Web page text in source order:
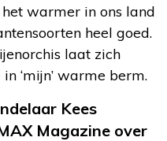
warmer in ons land
heel goed.
laat zich
‘mijn’ warme berm.
Kees
Magazine over